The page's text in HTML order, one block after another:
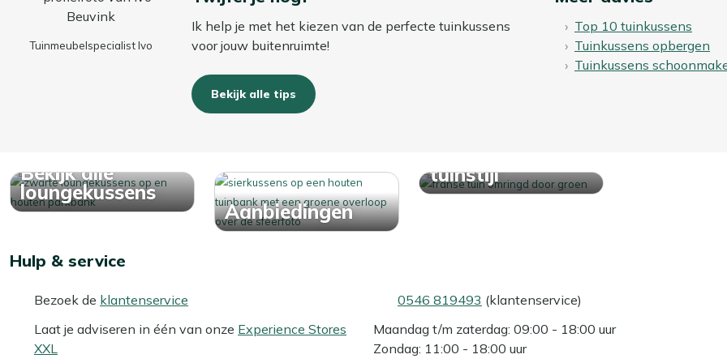
Tuinmeubelspecialist Ivo
Ik help je met het kiezen van de perfecte tuinkussens
voor jouw buitenruimte!
Bekijk alle tips
Top 10 tuinkussens
Tuinkussens opbergen
Tuinkussens
Bekijk alle
loungekussens
Aanbiedingen
tuinstijl
Hulp & service
Bezoek de klantenservice
Laat je adviseren in één van onze Experience Stores
XXL
0546 819493 (klantenservice)
Maandag t/m zaterdag: 09:00 - 18:00 uur
Zondag: 11:00 - 18:00 uur